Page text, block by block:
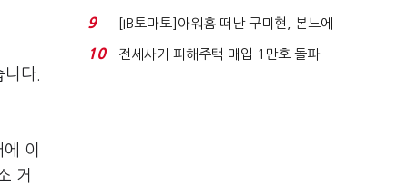
다.
이
거
시도
9
[IB토마토]아워홈 떠난 구미현, 본느에
340억 베팅…가...
10
전세사기 피해주택 매입 1만호 돌파…